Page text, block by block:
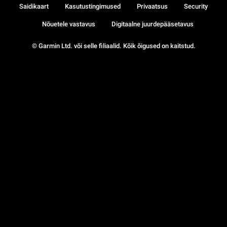
© Garmin Ltd. või selle filiaalid. Kõik õigused on kaitstud.
Saidikaart Kasutustingimused Privaatsus Security
Nõuetele vastavus Digitaalne juurdepääsetavus